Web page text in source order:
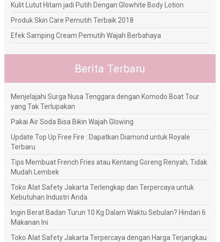
Kulit Lutut Hitam jadi Putih Dengan Glowhite Body Lotion
Produk Skin Care Pemutih Terbaik 2018
Efek Samping Cream Pemutih Wajah Berbahaya
Berita Terbaru
Menjelajahi Surga Nusa Tenggara dengan Komodo Boat Tour
yang Tak Terlupakan
Pakai Air Soda Bisa Bikin Wajah Glowing
Update Top Up Free Fire : Dapatkan Diamond untuk Royale
Terbaru
Tips Membuat French Fries atau Kentang Goreng Renyah, Tidak
Mudah Lembek
Toko Alat Safety Jakarta Terlengkap dan Terpercaya untuk
Kebutuhan Industri Anda
Ingin Berat Badan Turun 10 Kg Dalam Waktu Sebulan? Hindari 6
Makanan Ini
Toko Alat Safety Jakarta Terpercaya dengan Harga Terjangkau